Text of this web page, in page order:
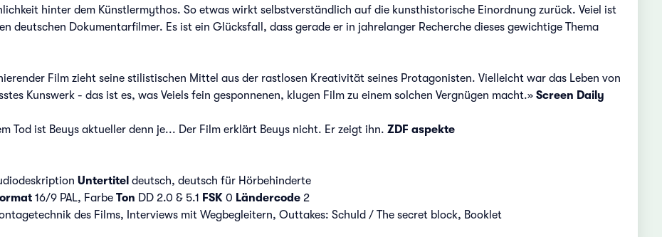
hinter dem Künstlermythos. So etwas wirkt selbstverständlich auf die kunsthistorische Einordnung zurück. Veiel ist
deutschen Dokumentarfilmer. Es ist ein Glücksfall, dass gerade er in jahrelanger Recherche dieses gewichtige Thema
Film zieht seine stilistischen Mittel aus der rastlosen Kreativität seines Protagonisten. Vielleicht war das Leben von
Kunswerk - das ist es, was Veiels fein gesponnenen, klugen Film zu einem solchen Vergnügen macht.» Screen Daily
Tod ist Beuys aktueller denn je... Der Film erklärt Beuys nicht. Er zeigt ihn. ZDF aspekte
Untertitel deutsch, deutsch für Hörbehinderte
16/9 PAL, Farbe Ton DD 2.0 & 5.1 FSK0 Ländercode2
des Films, Interviews mit Wegbegleitern, Outtakes: Schuld / The secret block, Booklet